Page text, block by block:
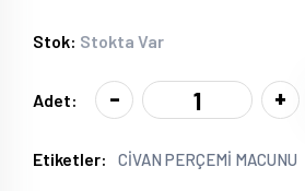
Stok: Stokta Var
Adet: - +
Etiketler: CİVAN PERÇEMİ MACUNU